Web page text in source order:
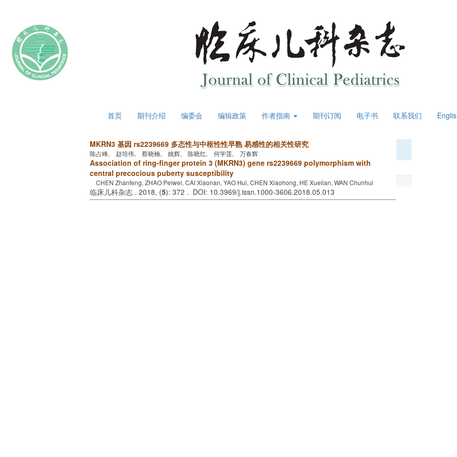
首页 期刊介绍 编委会 编辑政策 作者指南 期刊订阅 电子书 联系我们
MKRN3 基因 rs2239669 多态性与中枢性性早熟 易感性的相关性研究
陈占峰, 赵培伟, 蔡晓楠, 姚辉, 陈晓红, 何学莲, 万春辉
Association of ring-finger protein 3 (MKRN3) gene rs2239669 polymorphism with
central precocious puberty susceptibility
CHEN Zhanfeng, ZHAO Peiwei, CAI Xiaonan, YAO Hui, CHEN Xiaohong, HE Xuelian, WAN Chunhui
临床儿科杂志 . 2018, (5): 372 . DOI: 10.3969/j.issn.1000-3606.2018.05.013